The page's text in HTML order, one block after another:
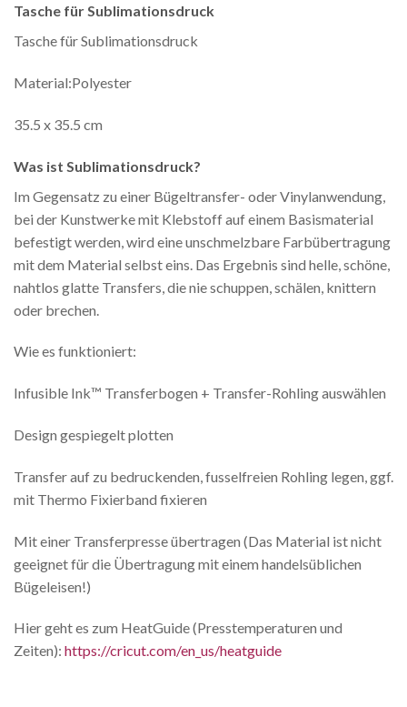
Tasche für Sublimationsdruck
Tasche für Sublimationsdruck
Material:Polyester
35.5 x 35.5 cm
Was ist Sublimationsdruck?
Im Gegensatz zu einer Bügeltransfer- oder Vinylanwendung,
bei der Kunstwerke mit Klebstoff auf einem Basismaterial
befestigt werden, wird eine unschmelzbare Farbübertragung
mit dem Material selbst eins. Das Ergebnis sind helle, schöne,
nahtlos glatte Transfers, die nie schuppen, schälen, knittern
oder brechen.
Wie es funktioniert:
Infusible Ink™ Transferbogen + Transfer-Rohling auswählen
Design gespiegelt plotten
Transfer auf zu bedruckenden, fusselfreien Rohling legen, ggf.
mit Thermo Fixierband fixieren
Mit einer Transferpresse übertragen (Das Material ist nicht
geeignet für die Übertragung mit einem handelsüblichen
Bügeleisen!)
Hier geht es zum HeatGuide (Presstemperaturen und
Zeiten): https://cricut.com/en_us/heatguide